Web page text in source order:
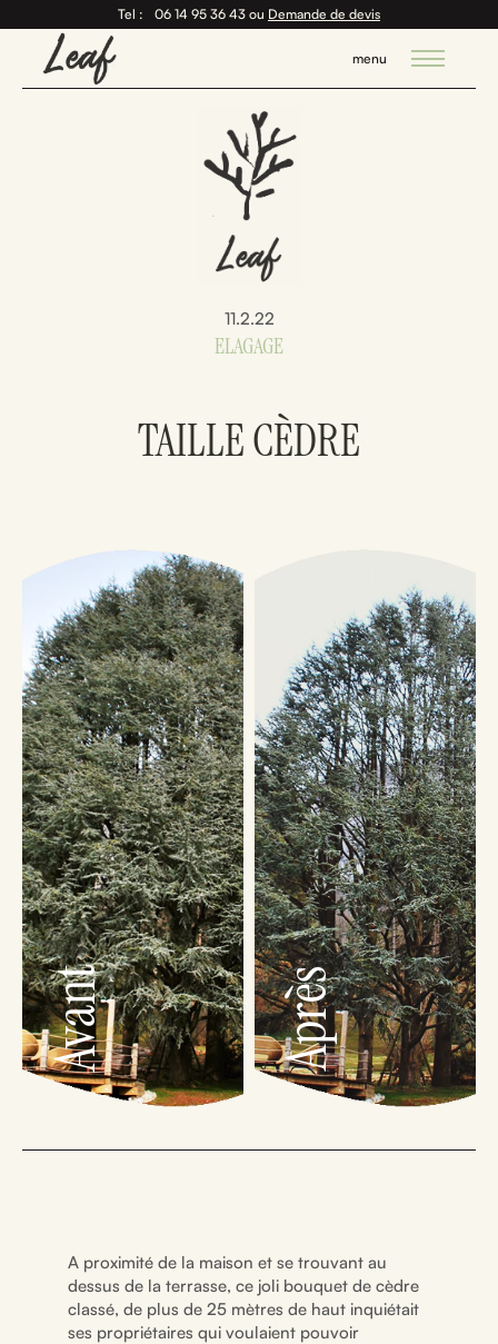
Tel : 06 14 95 36 43‬ ou Demande de devis
menu
Accueil
A propos
Elagage
Abattage
Paysage
Journal
Demande de devis
11.2.22
ELAGAGE
TAILLE CÈDRE
Avant Après
A proximité de la maison et se trouvant au
dessus de la terrasse, ce joli bouquet de cèdre
classé, de plus de 25 mètres de haut inquiétait
ses propriétaires qui voulaient pouvoir
En soumettant ce formulaire, vous acceptez d’être recontacté concernant votre
demande. Vos données sont traitées de manière confidentielle.
5 22 avis